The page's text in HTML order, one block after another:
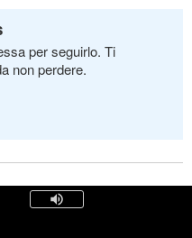
per seguirlo. Ti
non perdere.